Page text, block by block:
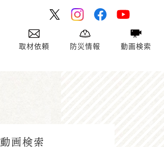
取材依頼 防災情報 動画検索
動画検索